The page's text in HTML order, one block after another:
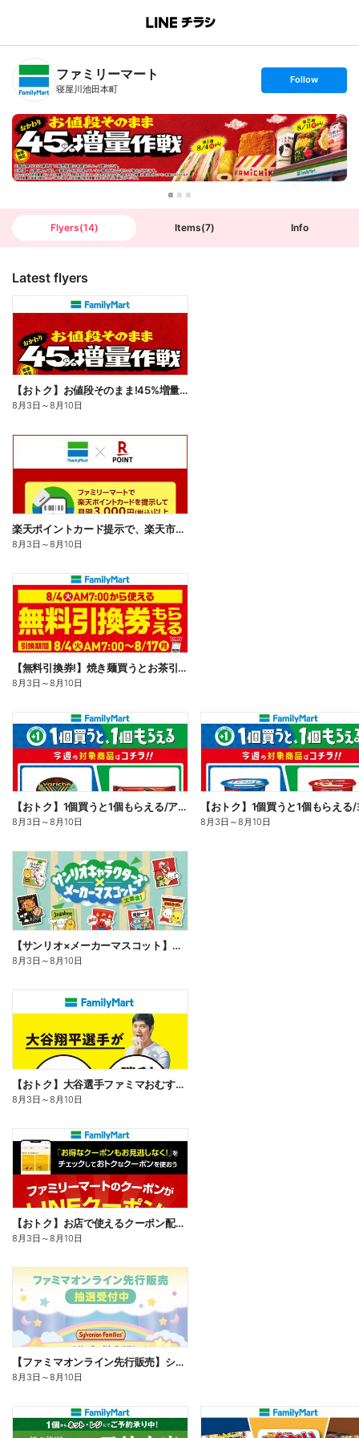
B
n
T
ファミリーマート
寝屋川池田本町
s
t
o
l
l
o
w
Follow
Flyers(14) Items(7) Info
Latest flyers
【おトク】お値段そのまま!45%増量作戦!
8月3日 ～8月10日
楽天ポイントカード提示で、楽天市場でのお買い物がおトクに!
8月3日 ～8月10日
【無料引換券!】焼き麺買うとお茶引換券貰える!
8月3日 ～8月10日
【おトク】1個買うと1個もらえる/アイス
8月3日 ～8月10日 8月3日 ～8月10日
【サンリオ×メーカーマスコット】オリジナルグッズ貰える!
8月3日 ～8月10日
【おトク】大谷選手ファミマおむすび割
8月3日 ～8月10日
【おトク】お店で使えるクーポン配信中
8月3日 ～8月10日
【ファミマオンライン先行販売】シルバニアファミリー
8月3日 ～8月10日